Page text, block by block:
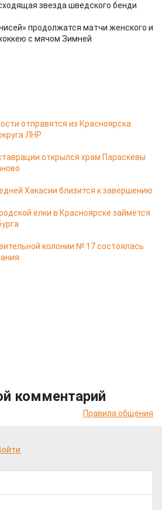
звезда шведского бенди
продолжатся матчи женского и
с мячом Зимней
отправятся из Красноярска
ЛНР
открылся храм Параскевы
Хакасии близится к завершению
ёлки в Красноярске займётся
колонии № 17 состоялась
комментарий
Правила общения